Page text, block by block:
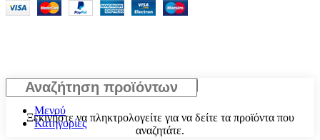
Ξεκινήστε να πληκτρολογείτε για να δείτε τα προϊόντα που
αναζητάτε.
Αναζήτηση
Μενού
Κατηγορίες